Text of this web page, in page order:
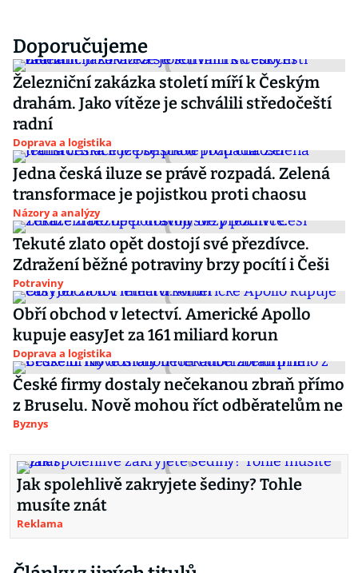
Doporučujeme
Železniční zakázka století míří k Českým
drahám. Jako vítěze je schválili středočeští
radní
Doprava a logistika
Jedna česká iluze se právě rozpadá. Zelená
transformace je pojistkou proti chaosu
Názory a analýzy
Tekuté zlato opět dostojí své přezdívce.
Zdražení běžné potraviny brzy pocítí i Češi
Potraviny
Obří obchod v letectví. Americké Apollo
kupuje easyJet za 161 miliard korun
Doprava a logistika
České firmy dostaly nečekanou zbraň přímo
z Bruselu. Nově mohou říct odběratelům ne
Byznys
Jak spolehlivě zakryjete šediny? Tohle
musíte znát
Reklama